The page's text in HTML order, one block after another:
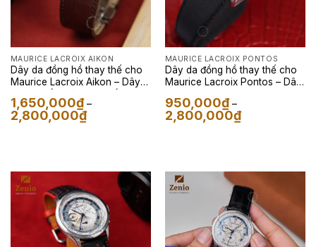
MAURICE LACROIX AIKON
Dây da đồng hồ thay thế cho
Maurice Lacroix Aikon – Dây
1,650,000₫ –
2,800,000₫Khoảng
giá:
MAURICE LACROIX PONTOS
Dây da đồng hồ thay thế cho
Maurice Lacroix Pontos – Dây
950,000₫ –
2,800,000₫Khoảng
giá: